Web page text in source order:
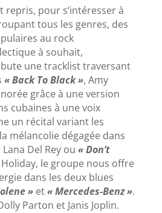
repris, pour s’intéresser à
tous les genres, des
au rock
à souhait,
une tracklist traversant
« Back To Black », Amy
grâce à une version
cubaines à une voix
un récital variant les
mélancolie dégagée dans
Del Rey ou « Don’t
le groupe nous offre
dans les deux blues
» et« Mercedes-Benz ».
Parton et Janis Joplin.